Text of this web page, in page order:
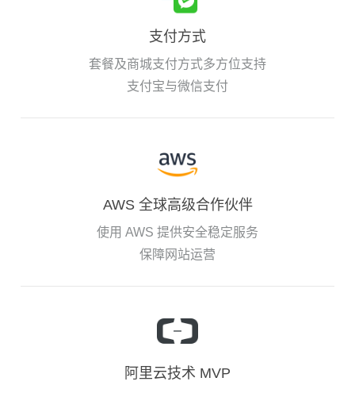
支付方式
套餐及商城支付方式多方位支持
支付宝与微信支付
AWS 全球高级合作伙伴
使用 AWS 提供安全稳定服务
保障网站运营
阿里云技术 MVP